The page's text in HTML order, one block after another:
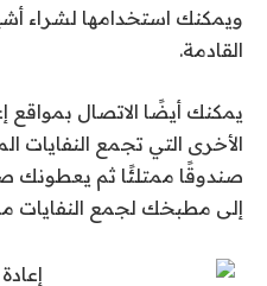
ويمكنك استخدامها لشراء
القادمة.
يمكنك أيضًا الاتصال بمواقع
الأخرى التي تجمع النفايات
صندوقًا ممتلئًا ثم يعطونك
إلى مطبخك لجمع النفايات